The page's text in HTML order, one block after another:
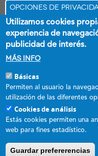
C/ Menéndez Pelayo 6
Esta empresa ha recibido
empleo estable y de calidad,
Europeo plus y el
Operativo
DECRETO 31/2017, de
procedimiento de
fomentar la contratación
Opciones de
Utilizamos cookies
experiencia de
publicidad de interés.
Más info
Básicas
Permiten al usuario la
utilización de las diferentes
Cookies de análisis
Estás cookies permiten una
web para fines estadístico.
Guardar prefererencias